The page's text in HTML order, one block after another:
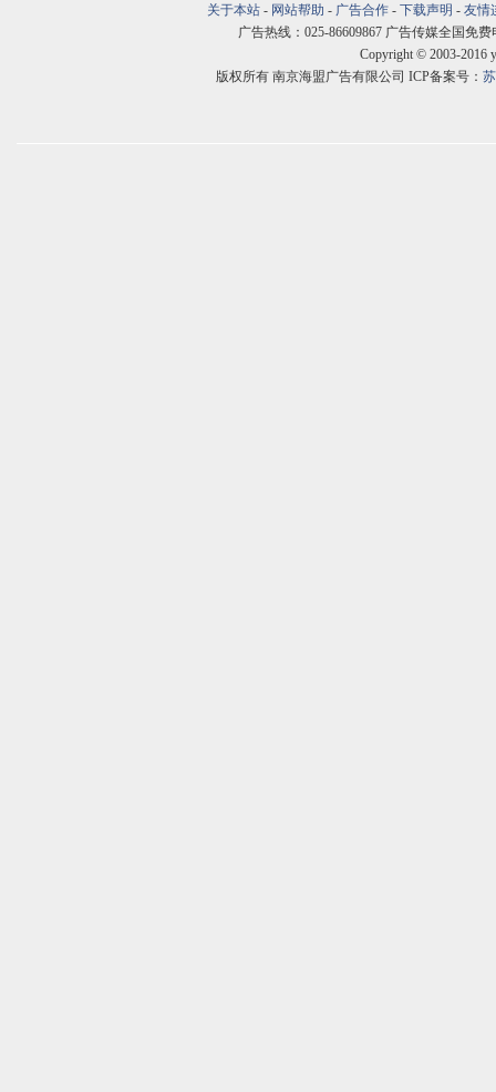
关于本站 - 网站帮助 - 广告合作 - 下载声明 - 友情
广告热线：025-86609867 广告传媒全国免费
Copyright © 2003-2016
版权所有 南京海盟广告有限公司 ICP备案号：